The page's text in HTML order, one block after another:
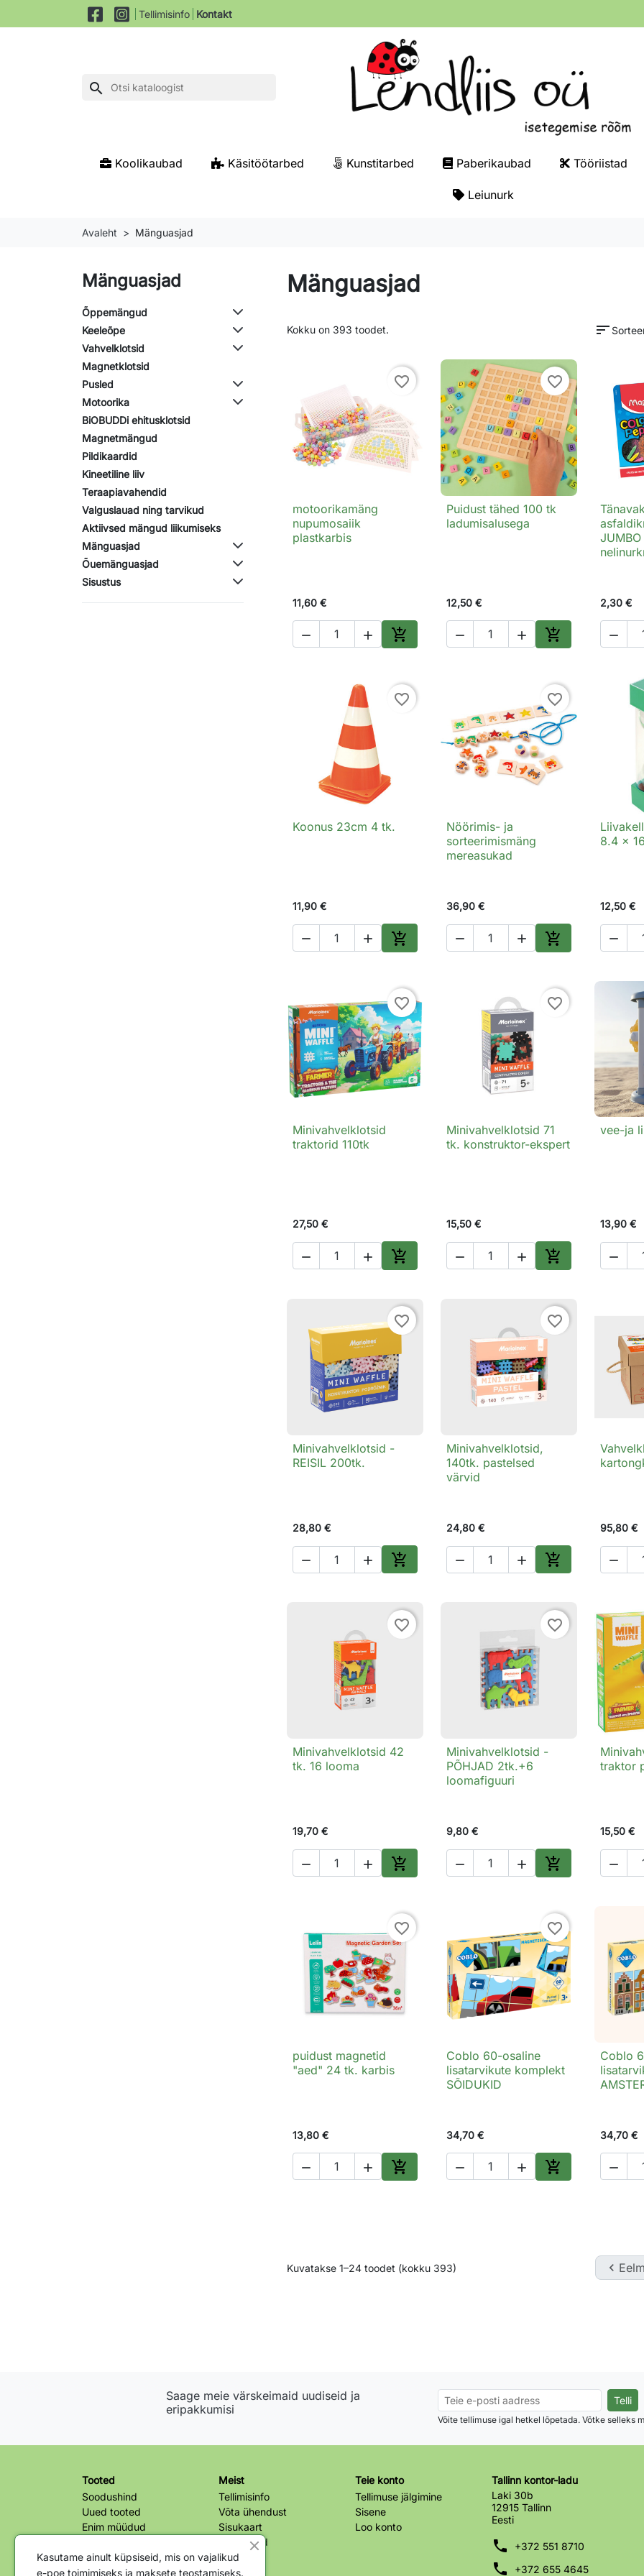
Tellimisinfo Kontakt
search
Koolikaubad Käsitöötarbed Kunstitarbed Paberikaubad Tööriistad
Leiunurk
Avaleht Mänguasjad
Mänguasjad
Õppemängud
Keeleõpe
Vahvelklotsid
Magnetklotsid
Pusled
Motoorika
BiOBUDDi ehitusklotsid
Magnetmängud
Pildikaardid
Kineetiline liiv
Teraapiavahendid
Valguslauad ning tarvikud
Aktiivsed mängud liikumiseks
Mänguasjad
Õuemänguasjad
Sisustus
Mänguasjad
Kokku on 393 toodet. sort
favorite_border
 Kiirvaade
motoorikamäng
nupumosaiik
plastkarbis
11,60 €
  
Lisa ostukorvi
favorite_border
 Kiirvaade
Puidust tähed 100 tk
ladumisalusega
12,50 €
  
Lisa ostukorvi

2,30 €

favorite_border
 Kiirvaade
Koonus 23cm 4 tk.
11,90 €
  
Lisa ostukorvi
favorite_border
 Kiirvaade
Nöörimis- ja
sorteerimismäng
mereasukad
36,90 €
  
Lisa ostukorvi

8.4 x
12,50 €

favorite_border
 Kiirvaade
Minivahvelklotsid
traktorid 110tk
27,50 €
  
Lisa ostukorvi
favorite_border
 Kiirvaade
Minivahvelklotsid 71
tk. konstruktor-ekspert
15,50 €
  
Lisa ostukorvi

vee-ja
13,90 €

favorite_border
 Kiirvaade
Minivahvelklotsid -
REISIL 200tk.
28,80 €
  
Lisa ostukorvi
favorite_border
 Kiirvaade
Minivahvelklotsid,
140tk. pastelsed
värvid
24,80 €
  
Lisa ostukorvi

95,80 €

favorite_border
 Kiirvaade
Minivahvelklotsid 42
tk. 16 looma
19,70 €
  
Lisa ostukorvi
favorite_border
 Kiirvaade
Minivahvelklotsid -
PÕHJAD 2tk.+6
loomafiguuri
9,80 €
  
Lisa ostukorvi

traktor
15,50 €

favorite_border
 Kiirvaade
puidust magnetid
"aed" 24 tk. karbis
13,80 €
  
Lisa ostukorvi
favorite_border
 Kiirvaade
Coblo 60-osaline
lisatarvikute komplekt
SÕIDUKID
34,70 €
  
Lisa ostukorvi

Coblo
34,70 €

Kuvatakse 1–24 toodet (kokku 393) 
Saage meie värskeimaid uudiseid ja
eripakkumisi
Võite tellimuse igal hetkel lõpetada. Võtke selleks
Tooted
Soodushind
Uued tooted
Enim müüdud
Meist
Tellimisinfo
Võta ühendust
Sisukaart
Kauplused
Teie konto
Tellimuse jälgimine
Sisene
Loo konto
Tallinn kontor-ladu
Laki 30b
12915 Tallinn
Eesti
phone +372 551 8710
phone +372 655 4645
Kasutame ainult küpsiseid, mis on vajalikud
e-poe toimimiseks ja maksete teostamiseks.